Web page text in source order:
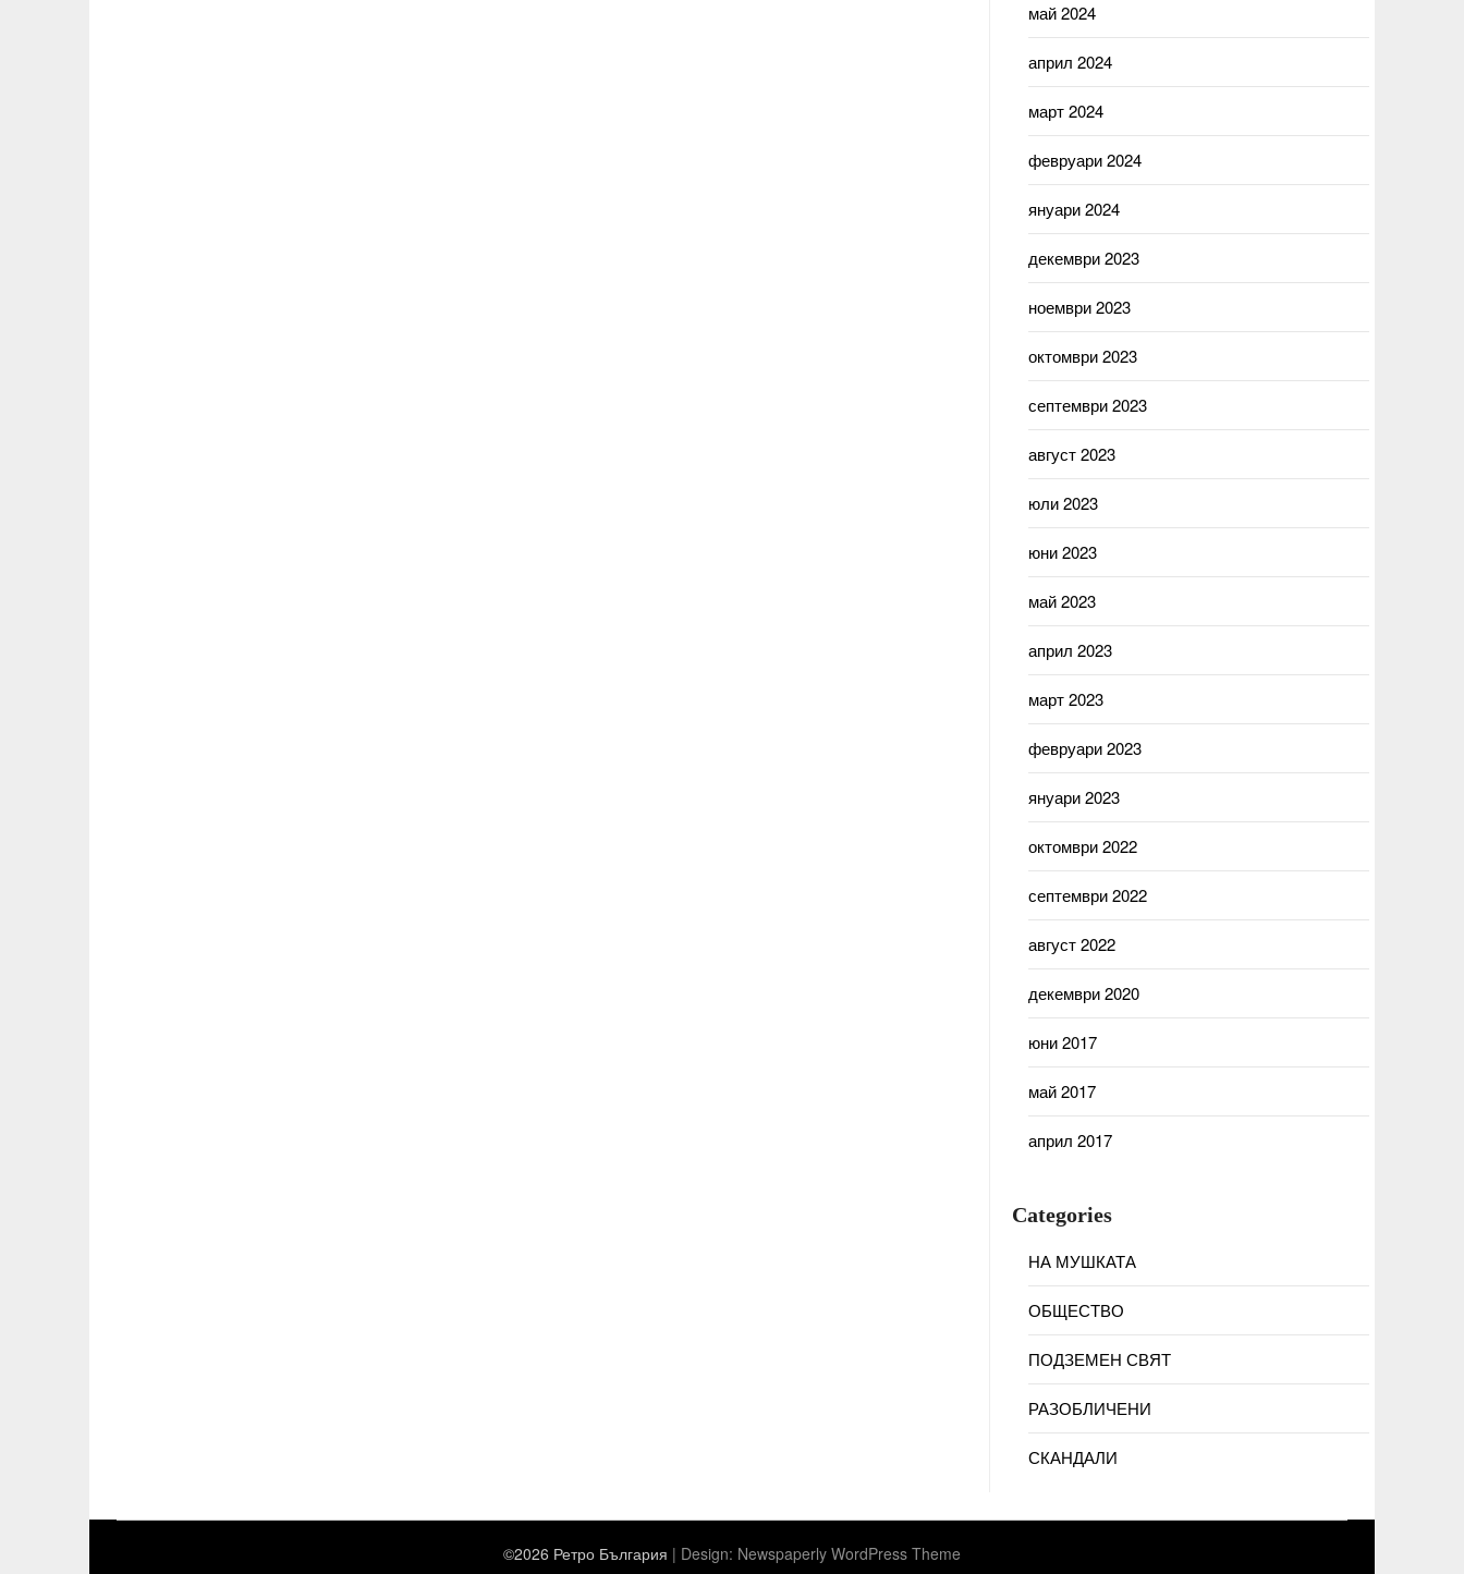
май 2024
април 2024
март 2024
февруари 2024
януари 2024
декември 2023
ноември 2023
октомври 2023
септември 2023
август 2023
юли 2023
юни 2023
май 2023
април 2023
март 2023
февруари 2023
януари 2023
октомври 2022
септември 2022
август 2022
декември 2020
юни 2017
май 2017
април 2017
Categories
НА МУШКАТА
ОБЩЕСТВО
ПОДЗЕМЕН СВЯТ
РАЗОБЛИЧЕНИ
СКАНДАЛИ
©2026 Ретро България | Design: Newspaperly WordPress Theme